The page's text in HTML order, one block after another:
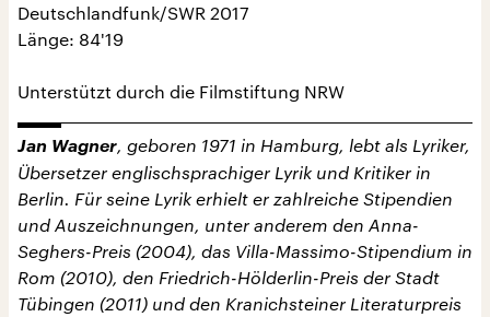
Deutschlandfunk/SWR 2017
Länge: 84'19
Unterstützt durch die Filmstiftung NRW
Jan Wagner, geboren 1971 in Hamburg, lebt als Lyriker,
Übersetzer englischsprachiger Lyrik und Kritiker in
Berlin. Für seine Lyrik erhielt er zahlreiche Stipendien
und Auszeichnungen, unter anderem den Anna-
Seghers-Preis (2004), das Villa-Massimo-Stipendium in
Rom (2010), den Friedrich-Hölderlin-Preis der Stadt
Tübingen (2011) und den Kranichsteiner Literaturpreis